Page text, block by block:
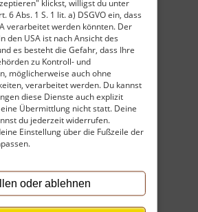
klickst, willigst du unter
6 Abs. 1 S. 1 lit. a) DSGVO ein, dass
verarbeitet werden könnten. Der
den USA ist nach Ansicht des
es besteht die Gefahr, dass Ihre
zu Kontroll- und
möglicherweise auch ohne
verarbeitet werden. Du kannst
diese Dienste auch explizit
Übermittlung nicht statt. Deine
du jederzeit widerrufen.
Einstellung über die Fußzeile der
oder ablehnen
Jahre nach den
errichtet wurde,
Denkmal in der
an der Straße zu finden ist
direkt gegenüber vom
abseits, aber durch
verbunden, finden
ein russisches Denkmal